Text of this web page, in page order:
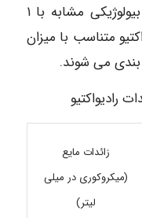
دوزی از پرتو یونیزان است که اثر بیولوژیکی مشابه با ۱
متناسب با میزان
زائدات مایع
(میکروکوری در میلی
لیتر)